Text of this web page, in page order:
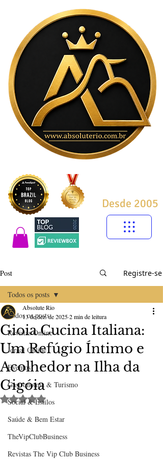
Desde 2005
Post Registre-se
Todos os posts
Revistas Online
Jornal Online
Eventos
Gastronomia & Turismo
Social & Estilos
Saúde & Bem Estar
TheVipClubBusiness
Revistas The Vip Club Business
Todos os posts
Gioia Cucina Italiana:
Um Refúgio Íntimo e
Acolhedor na Ilha da
Gigóia
Absolute Rio
13 de dez. de 20252 min de leitura
Avaliado com NaN de 5 estrelas.